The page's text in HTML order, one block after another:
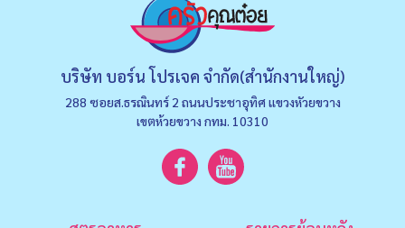
บริษัท บอร์น โปรเจค จำกัด(สำนักงานใหญ่)
288 ซอยส.ธรณินทร์ 2 ถนนประชาอุทิศ แขวงหัวยขวาง
เขตห้วยขวาง กทม. 10310